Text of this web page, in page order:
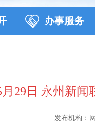
办事服务
月29日 永州新闻
发布机构：